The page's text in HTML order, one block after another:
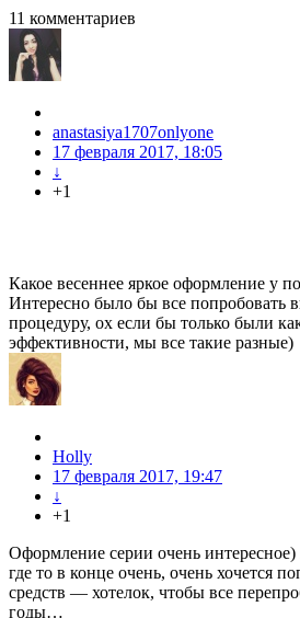
11 комментариев
anastasiya1707onlyone
17 февраля 2017, 18:05
↓
+1
Какое весеннее яркое оформление у
Интересно было бы все попробовать
процедуру, ох если бы только были
эффективности, мы все такие разные)
Holly
17 февраля 2017, 19:47
↓
+1
Оформление серии очень интересное)
где то в конце очень, очень хочется
средств — хотелок, чтобы все
годы…